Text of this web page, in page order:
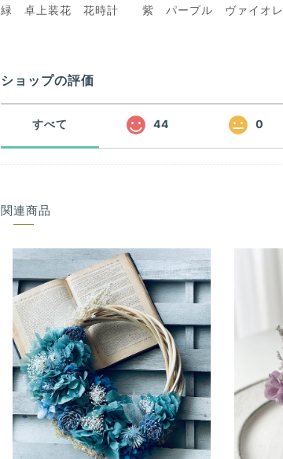
緑 卓上装花 花時計 紫 パープル ヴァイオ
ショップの評価
すべて 44 0
関連商品